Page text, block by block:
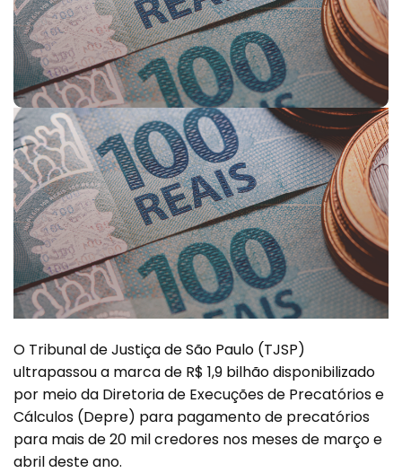
O Tribunal de Justiça de São Paulo (TJSP)
ultrapassou a marca de R$ 1,9 bilhão disponibilizado
por meio da Diretoria de Execuções de Precatórios e
Cálculos (Depre) para pagamento de precatórios
para mais de 20 mil credores nos meses de março e
abril deste ano.